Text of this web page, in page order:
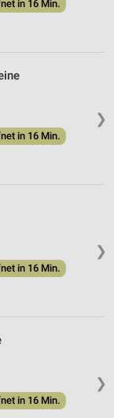
in 16 Min.
❯
in 16 Min.
❯
in 16 Min.
❯
in 16 Min.